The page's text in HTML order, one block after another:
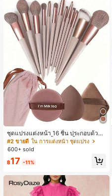
ชุดแปรงแต่งหน้า 16 ชิ้น ประกอบด้วยแ
ปรงแต่งหน้า 13 ชิ้น, ฟองน้ำแต่งหน้ารู
ปหยดน้ำ 1 ชิ้น, แปรงแป้งรองพื้นกลม 1
1 ชิ้น - ชุดคลาสสิก ทำจากขนสังเคราะ
หญิงและเด็กผู้หญิง เหมาะสำหรับฤดูใบ
ไม้ร่วงและฤดูหนาว
#2 ขายดี ใน การแต่งหน้า ชุดแปรง
600+ sold
฿17 -11%